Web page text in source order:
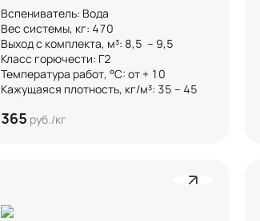
Вспениватель: Вода
Вес системы, кг: 470
Выход с комплекта, м³: 8,5  – 9,5
Класс горючести: Г2
Температура работ, °C: от + 10
Кажущаяся плотность, кг/м³: 35 – 45
365 руб./кг